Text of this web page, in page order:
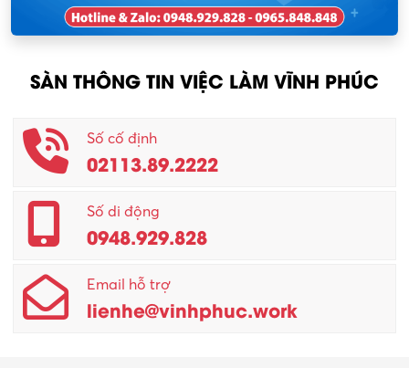
Nhân viên thu mua
Nhân viên CSKH
Phục vụ khác
Promotion Girl (PG)
Quản lý – Giám đốc
Quản lý chất lượng – QC
Quản lý sản xuất
Quản trị kinh doanh
KCN Tam Dương
SÀN THÔNG TIN VIỆC LÀM VĨNH PHÚC
Số cố định
02113.89.2222
Số di động
0948.929.828
Email hỗ trợ
lienhe@vinhphuc.work